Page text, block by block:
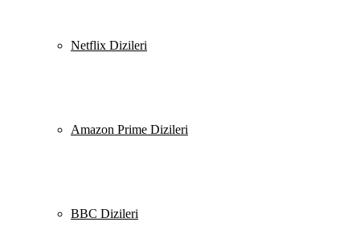
Netflix Dizileri
Amazon Prime Dizileri
BBC Dizileri